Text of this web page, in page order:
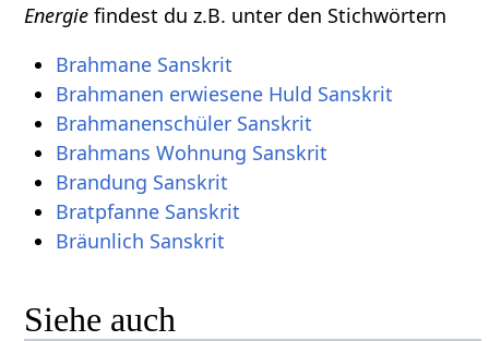
Energiefindest du z.B. unter den Stichwörtern
Brahmane Sanskrit
Brahmanen erwiesene Huld Sanskrit
Brahmanenschüler Sanskrit
Brahmans Wohnung Sanskrit
Brandung Sanskrit
Bratpfanne Sanskrit
Bräunlich Sanskrit
Siehe auch